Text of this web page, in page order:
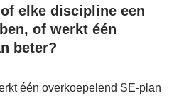
elke discipline een
of werkt één
beter?
één overkoepelend SE-plan